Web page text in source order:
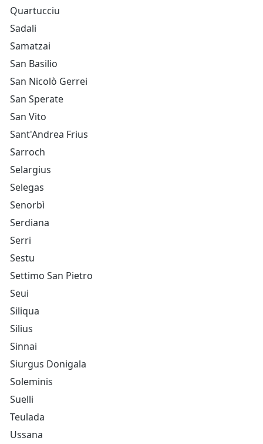
Quartucciu
Sadali
Samatzai
San Basilio
San Nicolò Gerrei
San Sperate
San Vito
Sant'Andrea Frius
Sarroch
Selargius
Selegas
Senorbì
Serdiana
Serri
Sestu
Settimo San Pietro
Seui
Siliqua
Silius
Sinnai
Siurgus Donigala
Soleminis
Suelli
Teulada
Ussana